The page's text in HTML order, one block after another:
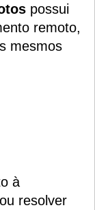
possui
remoto,
mesmos
à
resolver